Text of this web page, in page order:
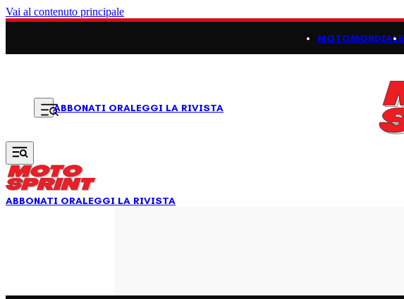
Vai al contenuto principale
MOTOMONDIALE
ABBONATI ORALEGGI LA RIVISTA
ABBONATI ORALEGGI LA RIVISTA